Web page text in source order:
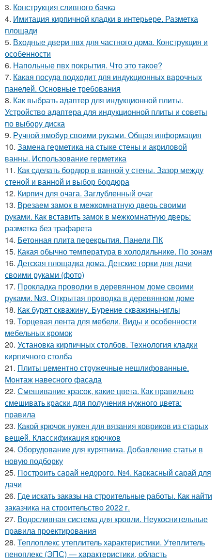
3. Конструкция сливного бачка
4. Имитация кирпичной кладки в интерьере. Разметка
площади
5. Входные двери пвх для частного дома. Конструкция и
особенности
6. Напольные пвх покрытия. Что это такое?
7. Какая посуда подходит для индукционных варочных
панелей. Основные требования
8. Как выбрать адаптер для индукционной плиты.
Устройство адаптера для индукционной плиты и советы
по выбору диска
9. Ручной ямобур своими руками. Общая информация
10. Замена герметика на стыке стены и акриловой
ванны. Использование герметика
11. Как сделать бордюр в ванной у стены. Зазор между
стеной и ванной и выбор бордюра
12. Кирпич для очага. Заглубленный очаг
13. Врезаем замок в межкомнатную дверь своими
руками. Как вставить замок в межкомнатную дверь:
разметка без трафарета
14. Бетонная плита перекрытия. Панели ПК
15. Какая обычно температура в холодильнике. По зонам
16. Детская площадка дома. Детские горки для дачи
своими руками (фото)
17. Прокладка проводки в деревянном доме своими
руками. №3. Открытая проводка в деревянном доме
18. Как бурят скважину. Бурение скважины-иглы
19. Торцевая лента для мебели. Виды и особенности
мебельных кромок
20. Установка кирпичных столбов. Технология кладки
кирпичного столба
21. Плиты цементно стружечные нешлифованные.
Монтаж навесного фасада
22. Смешивание красок, какие цвета. Как правильно
смешивать краски для получения нужного цвета:
правила
23. Какой крючок нужен для вязания ковриков из старых
вещей. Классификация крючков
24. Оборудование для курятника. Добавление статьи в
новую подборку
25. Построить сарай недорого. №4. Каркасный сарай для
дачи
26. Где искать заказы на строительные работы. Как найти
заказчика на строительство 2022 г.
27. Водосливная система для кровли. Неукоснительные
правила проектирования
28. Теплоплекс утеплитель характеристики. Утеплитель
пеноплекс (ЭПС) — характеристики, область